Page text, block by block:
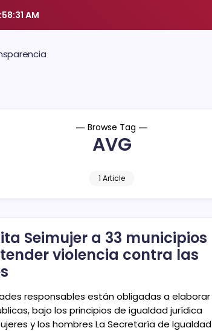
AM
Browse Tag
AVG
1 Article
Seimujer a 33 municipios
violencia contra las
responsables están obligadas a elaborar
bajo los principios de igualdad jurídica
y los hombres La Secretaría de Igualdad